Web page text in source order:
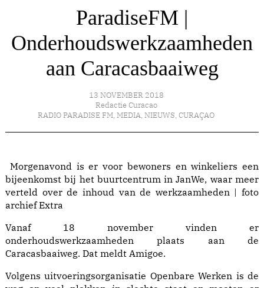
ParadiseFM |
Onderhoudswerkzaamheden
aan Caracasbaaiweg
13 NOVEMBER 2018
Redactie Curacao
RADIO PARADISE FM, MEDIA, NIEUWS, CURAÇAO
Morgenavond is er voor bewoners en winkeliers een
bijeenkomst bij het buurtcentrum in JanWe, waar meer
verteld over de inhoud van de werkzaamheden | foto
archief Extra
Vanaf 18 november vinden er
onderhoudswerkzaamheden plaats aan de
Caracasbaaiweg. Dat meldt Amigoe.
Volgens uitvoeringsorganisatie Openbare Werken is de